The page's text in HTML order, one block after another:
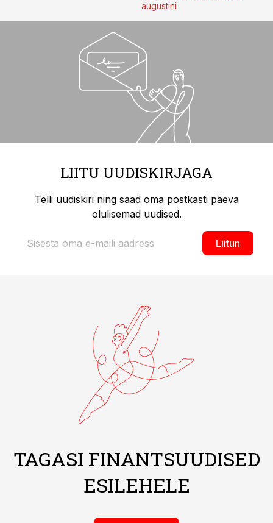
augustini
LIITU UUDISKIRJAGA
Telli uudiskiri ning saad oma postkasti päeva
olulisemad uudised.
Liitun
TAGASI FINANTSUUDISED
ESILEHELE